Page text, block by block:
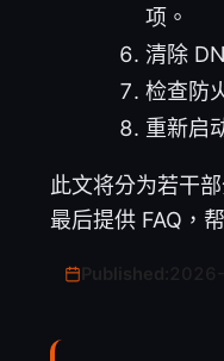
项。
清除
检查防
重新启
此文将分为若干
最后提供 FAQ，